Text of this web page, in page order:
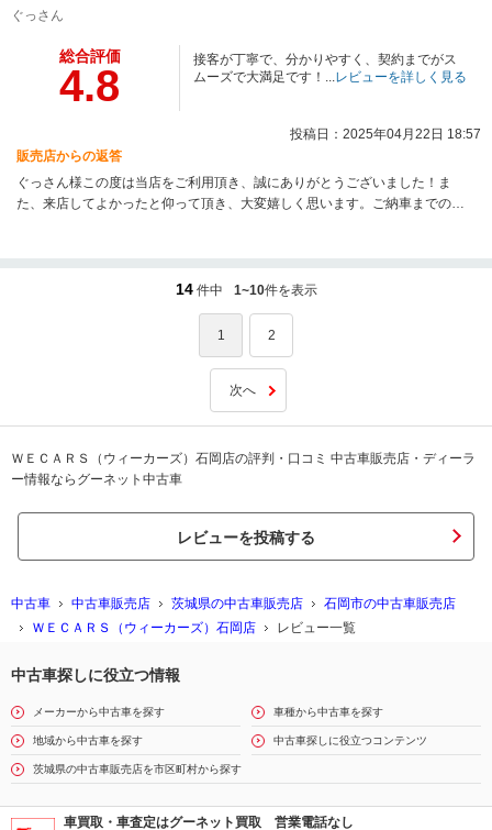
ぐっさん
総合評価
4.8
接客が丁寧で、分かりやすく、契約までがス
ムーズで大満足です！...レビューを詳しく見る
投稿日：2025年04月22日 18:57
販売店からの返答
ぐっさん様この度は当店をご利用頂き、誠にありがとうございました！ま
た、来店してよかったと仰って頂き、大変嬉しく思います。ご納車までの準
よう、担当はじめ全スタッフで誠心誠意対応させて頂きます！
14 件中 1~10件を表示
1 2
次へ
ＷＥＣＡＲＳ（ウィーカーズ）石岡店の評判・口コミ 中古車販売店・ディーラ
ー情報ならグーネット中古車
レビューを投稿する
中古車 中古車販売店 茨城県の中古車販売店
石岡市の中古車販売店
ＷＥＣＡＲＳ（ウィーカーズ）石岡店
レビュー一覧
中古車探しに役立つ情報
メーカーから中古車を探す 車種から中古車を探す
地域から中古車を探す 中古車探しに役立つコンテンツ
茨城県の中古車販売店を市区町村から探す
車買取・車査定はグーネット買取 営業電話なし